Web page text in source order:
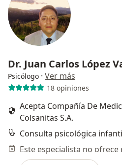
Dr. Juan Carlos López
Psicólogo · Ver más
18 opiniones
Acepta Compañía De
Colsanitas S.A.
Consulta psicológica